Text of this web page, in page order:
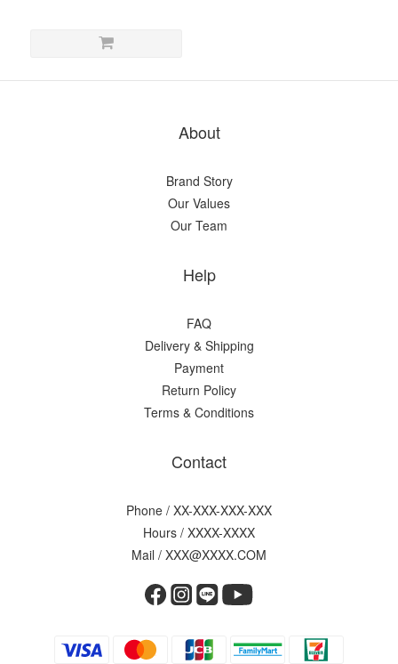
About
Brand Story
Our Values
Our Team
Help
FAQ
Delivery & Shipping
Payment
Return Policy
Terms & Conditions
Contact
Phone / XX-XXX-XXX-XXX
Hours / XXXX-XXXX
Mail / XXX@XXXX.COM